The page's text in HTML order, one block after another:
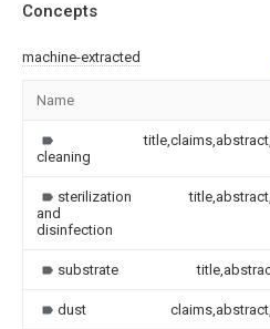
Concepts
machine-extracted
Name
cleaning
sterilization
and
disinfection
substrate
dust